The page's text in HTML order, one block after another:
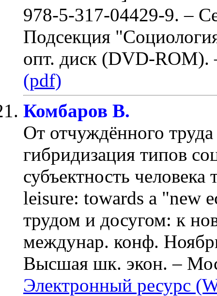
978-5-317-04429-9. –
Подсекция
опт. диск (DVD-ROM).
(pdf)
Комбаров В.
От отчуждённого
гибридизация типов
субъектность человека
leisure: towards a "new
трудом и досугом: к
междунар. конф.
Высшая шк. экон. –
Электронный ресурс